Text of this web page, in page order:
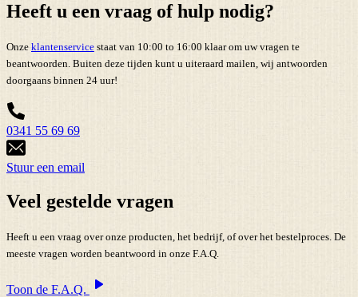
Heeft u een vraag of hulp nodig?
Onze klantenservice staat van 10:00 to 16:00 klaar om uw vragen te
beantwoorden. Buiten deze tijden kunt u uiteraard mailen, wij antwoorden
doorgaans binnen 24 uur!
0341 55 69 69
Stuur een email
Veel gestelde vragen
Heeft u een vraag over onze producten, het bedrijf, of over het bestelproces. De
meeste vragen worden beantwoord in onze F.A.Q.
Toon de F.A.Q.